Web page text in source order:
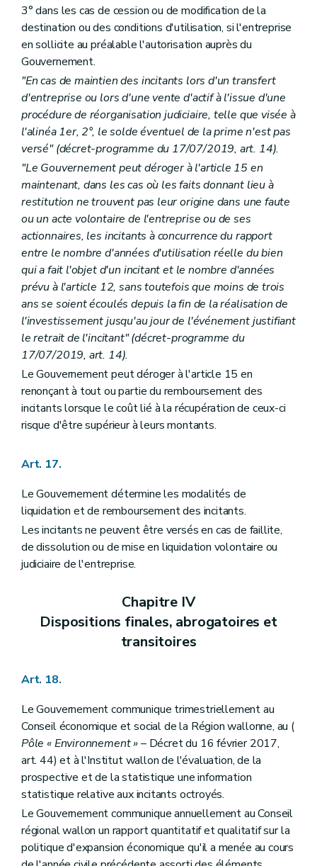
3° dans les cas de cession ou de modification de la
destination ou des conditions d'utilisation, si l'entreprise
en sollicite au préalable l'autorisation auprès du
Gouvernement.
"En cas de maintien des incitants lors d'un transfert
d'entreprise ou lors d'une vente d'actif à l'issue d'une
procédure de réorganisation judiciaire, telle que visée à
l'alinéa 1er, 2°, le solde éventuel de la prime n'est pas
versé" (décret-programme du 17/07/2019, art. 14).
"Le Gouvernement peut déroger à l'article 15 en
maintenant, dans les cas où les faits donnant lieu à
restitution ne trouvent pas leur origine dans une faute
ou un acte volontaire de l'entreprise ou de ses
actionnaires, les incitants à concurrence du rapport
entre le nombre d'années d'utilisation réelle du bien
qui a fait l'objet d'un incitant et le nombre d'années
prévu à l'article 12, sans toutefois que moins de trois
ans se soient écoulés depuis la fin de la réalisation de
l'investissement jusqu'au jour de l'événement justifiant
le retrait de l'incitant" (décret-programme du
17/07/2019, art. 14).
Le Gouvernement peut déroger à l'article 15 en
renonçant à tout ou partie du remboursement des
incitants lorsque le coût lié à la récupération de ceux-ci
risque d'être supérieur à leurs montants.
Art. 17.
Le Gouvernement détermine les modalités de
liquidation et de remboursement des incitants.
Les incitants ne peuvent être versés en cas de faillite,
de dissolution ou de mise en liquidation volontaire ou
judiciaire de l'entreprise.
Chapitre IV
Dispositions finales, abrogatoires et
transitoires
Art. 18.
Le Gouvernement communique trimestriellement au
Conseil économique et social de la Région wallonne, au (
Pôle « Environnement »– Décret du 16 février 2017,
art. 44) et à l'Institut wallon de l'évaluation, de la
prospective et de la statistique une information
statistique relative aux incitants octroyés.
Le Gouvernement communique annuellement au Conseil
régional wallon un rapport quantitatif et qualitatif sur la
politique d'expansion économique qu'il a menée au cours